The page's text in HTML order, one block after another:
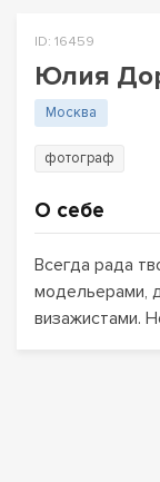
ID: 16459
Юлия
Москва
фотограф
О себе
Всегда рада
модельерами,
визажистами.